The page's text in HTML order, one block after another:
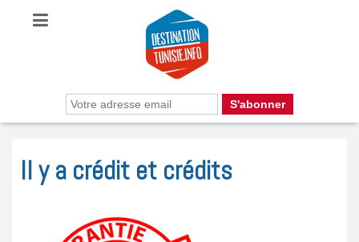
Il y a crédit et crédits